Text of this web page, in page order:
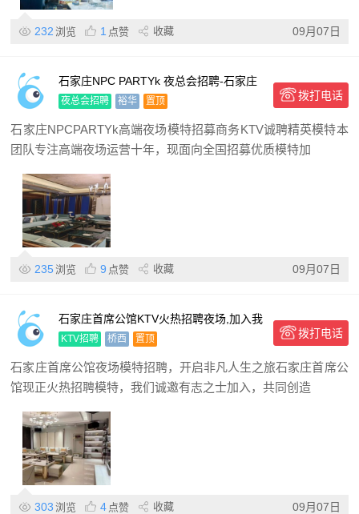
232 浏览 1 点赞 收藏 09月07日
石家庄NPC PARTYk 夜总会招聘-石家庄
夜场招聘报销机票/提供住宿
夜总会招聘 裕华 置顶 拨打电话
石家庄NPCPARTYk高端夜场模特招募商务KTV诚聘精英模特本
团队专注高端夜场运营十年，现面向全国招募优质模特加
235 浏览 9 点赞 收藏 09月07日
石家庄首席公馆KTV火热招聘夜场,加入我
们,共度精彩夜晚
KTV招聘 桥西 置顶 拨打电话
石家庄首席公馆夜场模特招聘，开启非凡人生之旅石家庄首席公
馆现正火热招聘模特，我们诚邀有志之士加入，共同创造
303 浏览 4 点赞 收藏 09月07日